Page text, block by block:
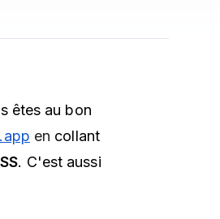
êtes au bon
en collant
. C'est aussi